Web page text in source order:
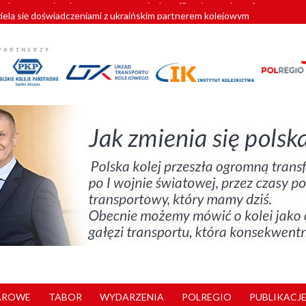
się doświadczeniami z ukraińskim partnerem kolejowym
Vectrony na 230 km/h
pociągi od PESA. Sześć nowoczesnych ELF-ów wyjedzie na tory w
180 nowych pracowników drużyn pociągowych od początku roku
TABOR WYDARZENIA POLREGIO